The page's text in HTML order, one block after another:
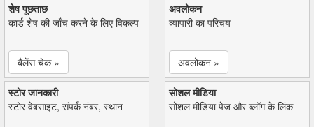
शेष पूछताछ
कार्ड शेष की जाँच करने के लिए विकल्प
बैलेंस चेक »
अवलोकन
व्यापारी का परिचय
अवलोकन »
स्टोर जानकारी
स्टोर वेबसाइट, संपर्क नंबर, स्थान
सोशल मीडिया
सोशल मीडिया पेज और ब्लॉग के लिंक